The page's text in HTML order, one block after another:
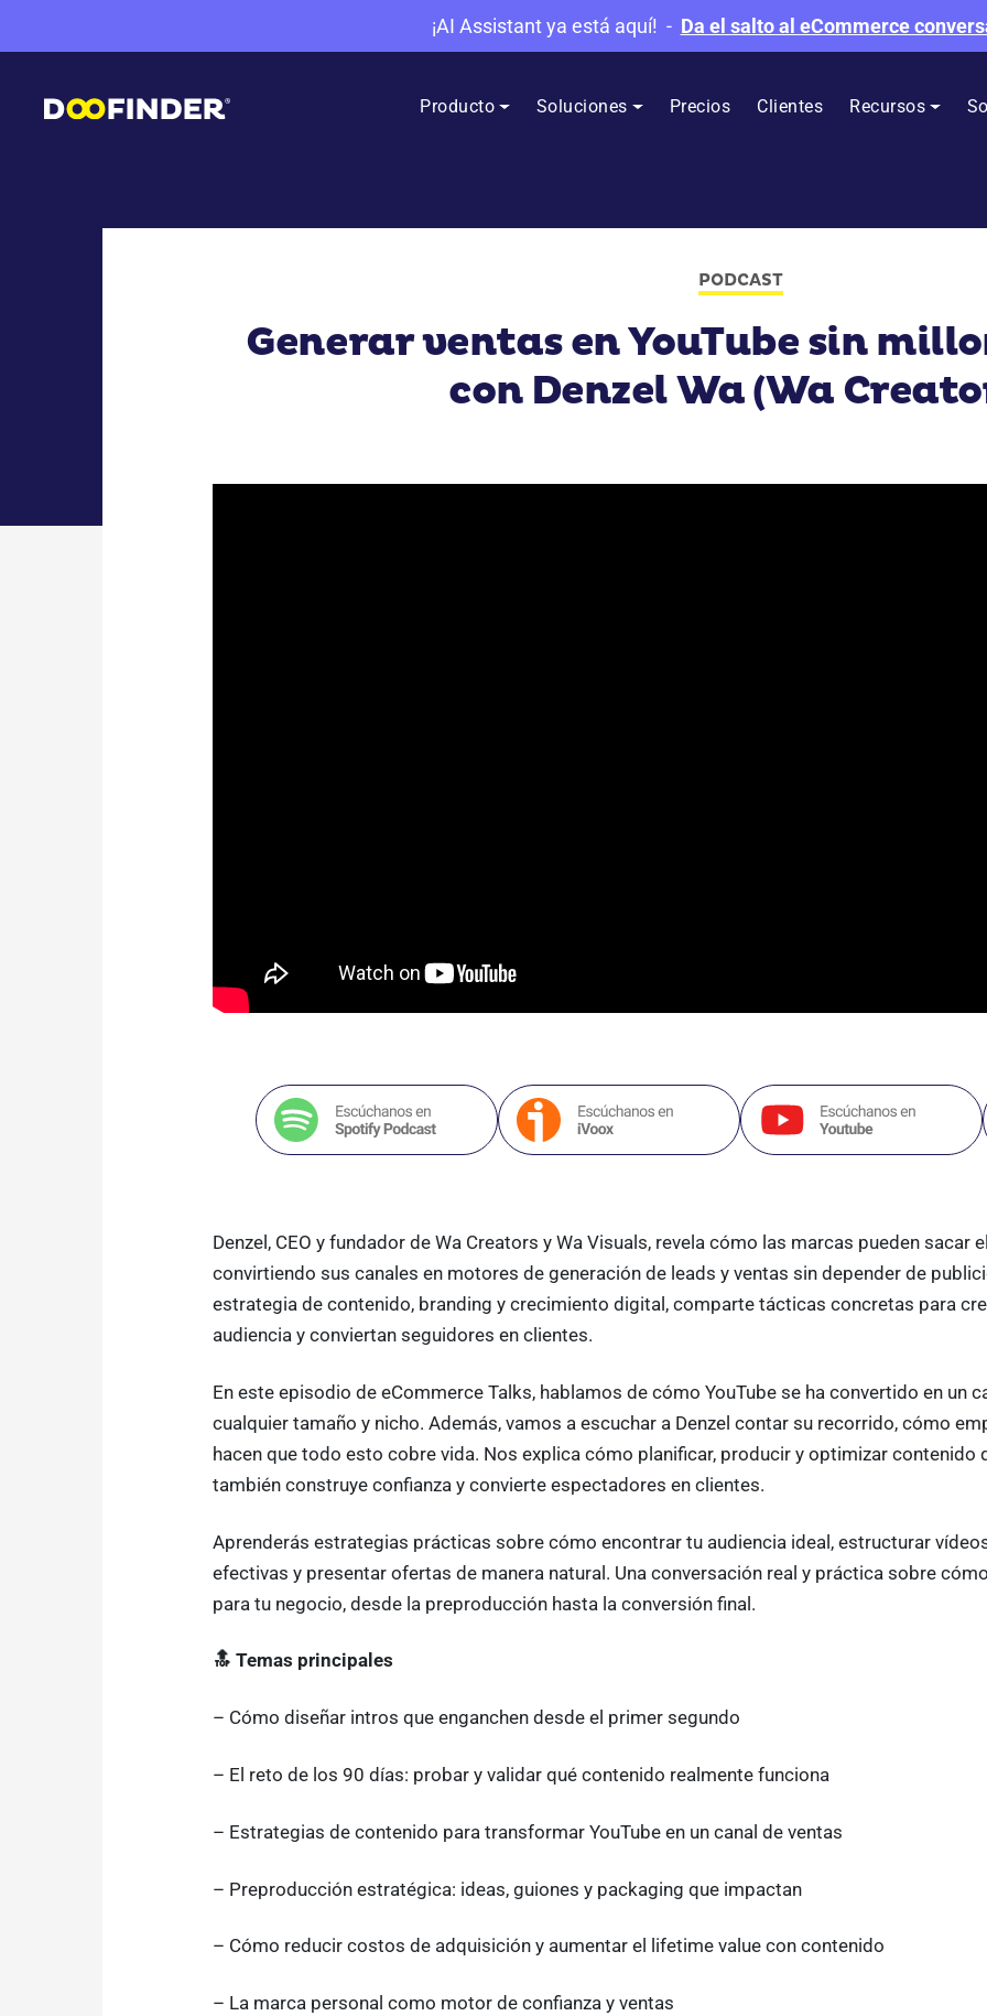
¡AI Assistant ya está aquí! - Da el salto al eCommerce
Producto Soluciones Precios Clientes Recursos
PODCAST
Generar ventas en YouTube sin
con Denzel Wa (Wa
Denzel, CEO y fundador de Wa Creators y Wa Visuals, revela cómo las marcas pueden sacar
convirtiendo sus canales en motores de generación de leads y ventas sin depender de
estrategia de contenido, branding y crecimiento digital, comparte tácticas concretas para
audiencia y conviertan seguidores en clientes.
En este episodio de eCommerce Talks, hablamos de cómo YouTube se ha convertido en un
cualquier tamaño y nicho. Además, vamos a escuchar a Denzel contar su recorrido, cómo
hacen que todo esto cobre vida. Nos explica cómo planificar, producir y optimizar contenido
también construye confianza y convierte espectadores en clientes.
Aprenderás estrategias prácticas sobre cómo encontrar tu audiencia ideal, estructurar
efectivas y presentar ofertas de manera natural. Una conversación real y práctica sobre
para tu negocio, desde la preproducción hasta la conversión final.
🔝 Temas principales
– Cómo diseñar intros que enganchen desde el primer segundo
– El reto de los 90 días: probar y validar qué contenido realmente funciona
– Estrategias de contenido para transformar YouTube en un canal de ventas
– Preproducción estratégica: ideas, guiones y packaging que impactan
– Cómo reducir costos de adquisición y aumentar el lifetime value con contenido
– La marca personal como motor de confianza y ventas